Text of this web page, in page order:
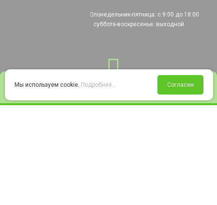
Войти Избранное Корзина
понедельник-пятница: с 9:00 до 18:00
суббота-воскресенье: выходной
Мы используем cookie. Подробнее... Согласен